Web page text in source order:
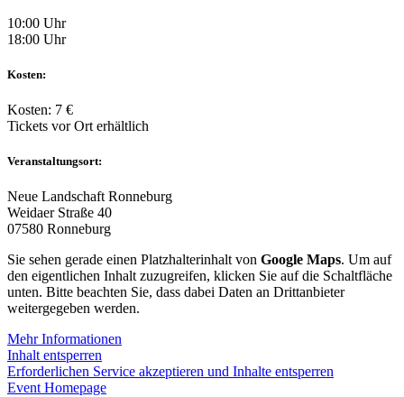
10:00 Uhr
18:00 Uhr
Kosten:
Kosten: 7 €
Tickets vor Ort erhältlich
Veranstaltungsort:
Neue Landschaft Ronneburg
Weidaer Straße 40
07580 Ronneburg
Sie sehen gerade einen Platzhalterinhalt von Google Maps. Um auf
den eigentlichen Inhalt zuzugreifen, klicken Sie auf die Schaltfläche
unten. Bitte beachten Sie, dass dabei Daten an Drittanbieter
weitergegeben werden.
Mehr Informationen
Inhalt entsperren
Erforderlichen Service akzeptieren und Inhalte entsperren
Event Homepage